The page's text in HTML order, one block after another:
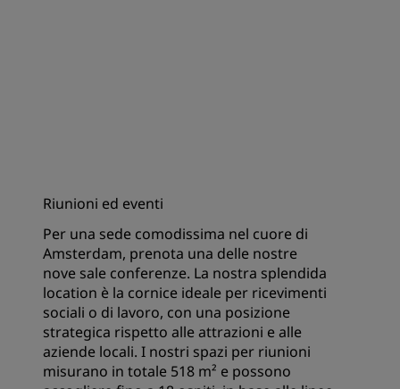
Riunioni ed eventi
Per una sede comodissima nel cuore di
Amsterdam, prenota una delle nostre
nove sale conferenze. La nostra splendida
location è la cornice ideale per ricevimenti
sociali o di lavoro, con una posizione
strategica rispetto alle attrazioni e alle
aziende locali. I nostri spazi per riunioni
misurano in totale 518 m² e possono